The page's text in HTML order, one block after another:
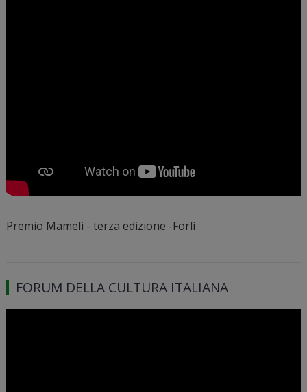
Premio Mameli - terza edizione -Forlì
FORUM DELLA CULTURA ITALIANA